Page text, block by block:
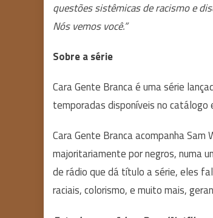
questões sistêmicas de racismo e
Nós vemos você.”
Sobre a série
Cara Gente Branca é uma série
temporadas disponíveis no
Cara Gente Branca acompanha
majoritariamente por negros, numa
de rádio que dá título a série, eles
raciais, colorismo, e muito mais,